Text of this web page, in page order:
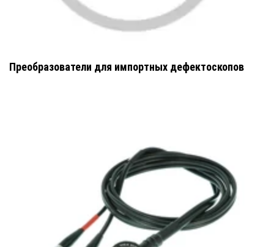
Преобразователи для импортных дефектоскопов